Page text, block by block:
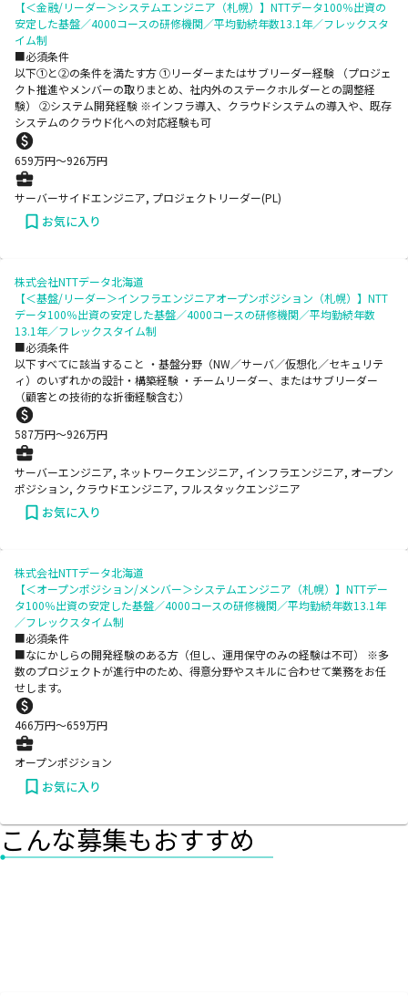
【＜金融/リーダー＞システムエンジニア（札幌）】NTTデータ100％出資の
安定した基盤／4000コースの研修機関／平均勤続年数13.1年／フレックスタ
イム制
■必須条件
以下①と②の条件を満たす方 ①リーダーまたはサブリーダー経験 （プロジェ
クト推進やメンバーの取りまとめ、社内外のステークホルダーとの調整経
験） ②システム開発経験 ※インフラ導入、クラウドシステムの導入や、既存
システムのクラウド化への対応経験も可
659万円〜926万円
サーバーサイドエンジニア, プロジェクトリーダー(PL)
お気に入り
株式会社NTTデータ北海道
【＜基盤/リーダー＞インフラエンジニアオープンポジション（札幌）】NTT
データ100％出資の安定した基盤／4000コースの研修機関／平均勤続年数
13.1年／フレックスタイム制
■必須条件
以下すべてに該当すること ・基盤分野（NW／サーバ／仮想化／セキュリテ
ィ）のいずれかの設計・構築経験 ・チームリーダー、またはサブリーダー
（顧客との技術的な折衝経験含む）
587万円〜926万円
サーバーエンジニア, ネットワークエンジニア, インフラエンジニア, オープン
ポジション, クラウドエンジニア, フルスタックエンジニア
お気に入り
株式会社NTTデータ北海道
【＜オープンポジション/メンバー＞システムエンジニア（札幌）】NTTデー
タ100％出資の安定した基盤／4000コースの研修機関／平均勤続年数13.1年
／フレックスタイム制
■必須条件
■なにかしらの開発経験のある方（但し、運用保守のみの経験は不可） ※多
数のプロジェクトが進⾏中のため、得意分野やスキルに合わせて業務をお任
せします。
466万円〜659万円
オープンポジション
お気に入り
こんな募集もおすすめ